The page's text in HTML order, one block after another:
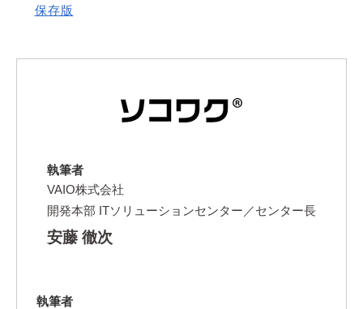
保存版
執筆者
VAIO株式会社
開発本部 ITソリューションセンター／センター長
安藤 徹次
執筆者